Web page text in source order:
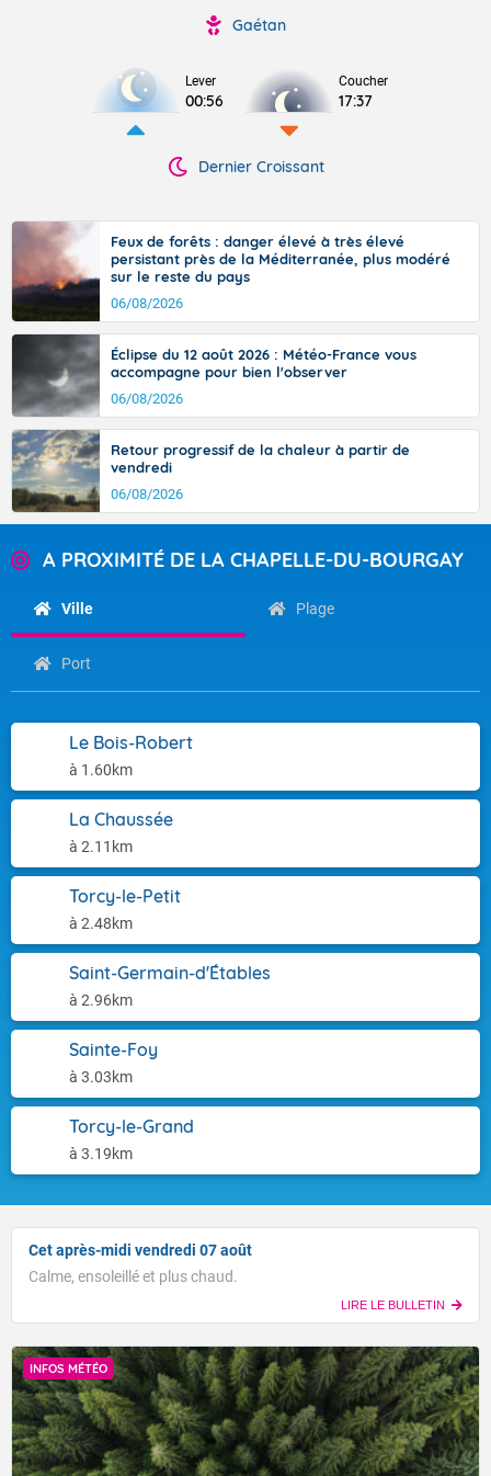
Gaétan
Lever
00:56
Coucher
17:37
Dernier Croissant
Feux de forêts : danger élevé à très élevé
persistant près de la Méditerranée, plus modéré
sur le reste du pays
06/08/2026
Éclipse du 12 août 2026 : Météo-France vous
accompagne pour bien l'observer
06/08/2026
Retour progressif de la chaleur à partir de
vendredi
06/08/2026
A PROXIMITÉ DE LA CHAPELLE-DU-BOURGAY
Ville Plage
Port
Le Bois-Robert
à 1.60km
La Chaussée
à 2.11km
Torcy-le-Petit
à 2.48km
Saint-Germain-d'Étables
à 2.96km
Sainte-Foy
à 3.03km
Torcy-le-Grand
à 3.19km
Cet après-midi vendredi 07 août
Calme, ensoleillé et plus chaud.
LIRE LE BULLETIN
INFOS MÉTÉO